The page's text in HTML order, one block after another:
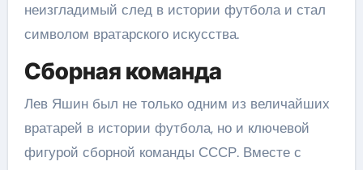
неизгладимый след в истории футбола и стал
символом вратарского искусства.
Сборная команда
Лев Яшин был не только одним из величайших
вратарей в истории футбола, но и ключевой
фигурой сборной команды СССР. Вместе с